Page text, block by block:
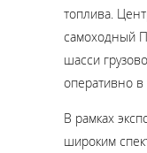
топлива.
самоходный
шасси
оперативно в
В рамках
широким